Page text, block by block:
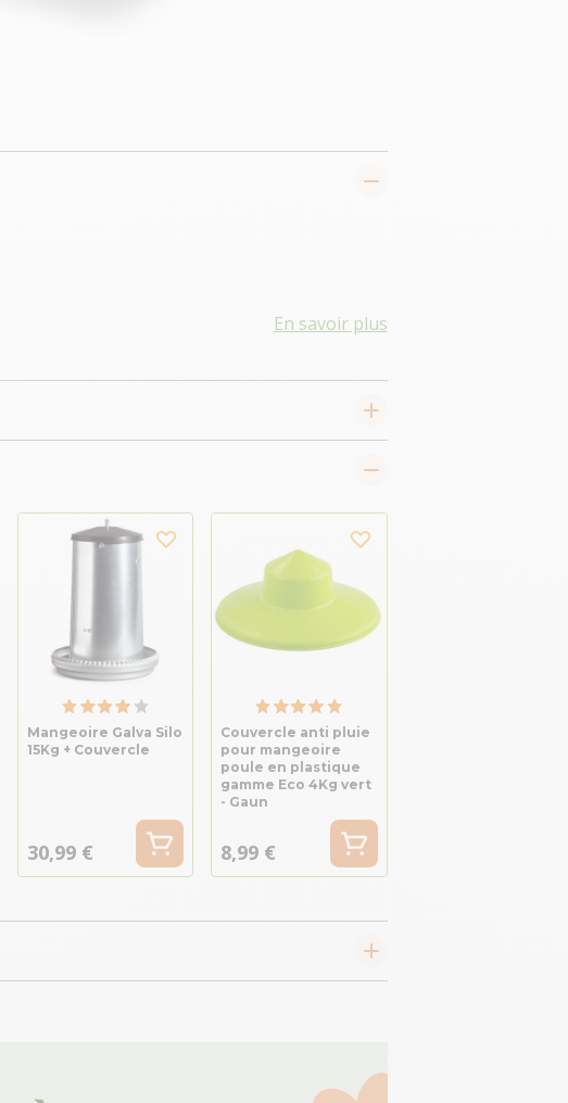
En savoir plus
Mangeoire Galva Silo
15Kg + Couvercle
30,99 €
Couvercle anti pluie
pour mangeoire
poule en plastique
gamme Eco 4Kg vert
- Gaun
8,99 €